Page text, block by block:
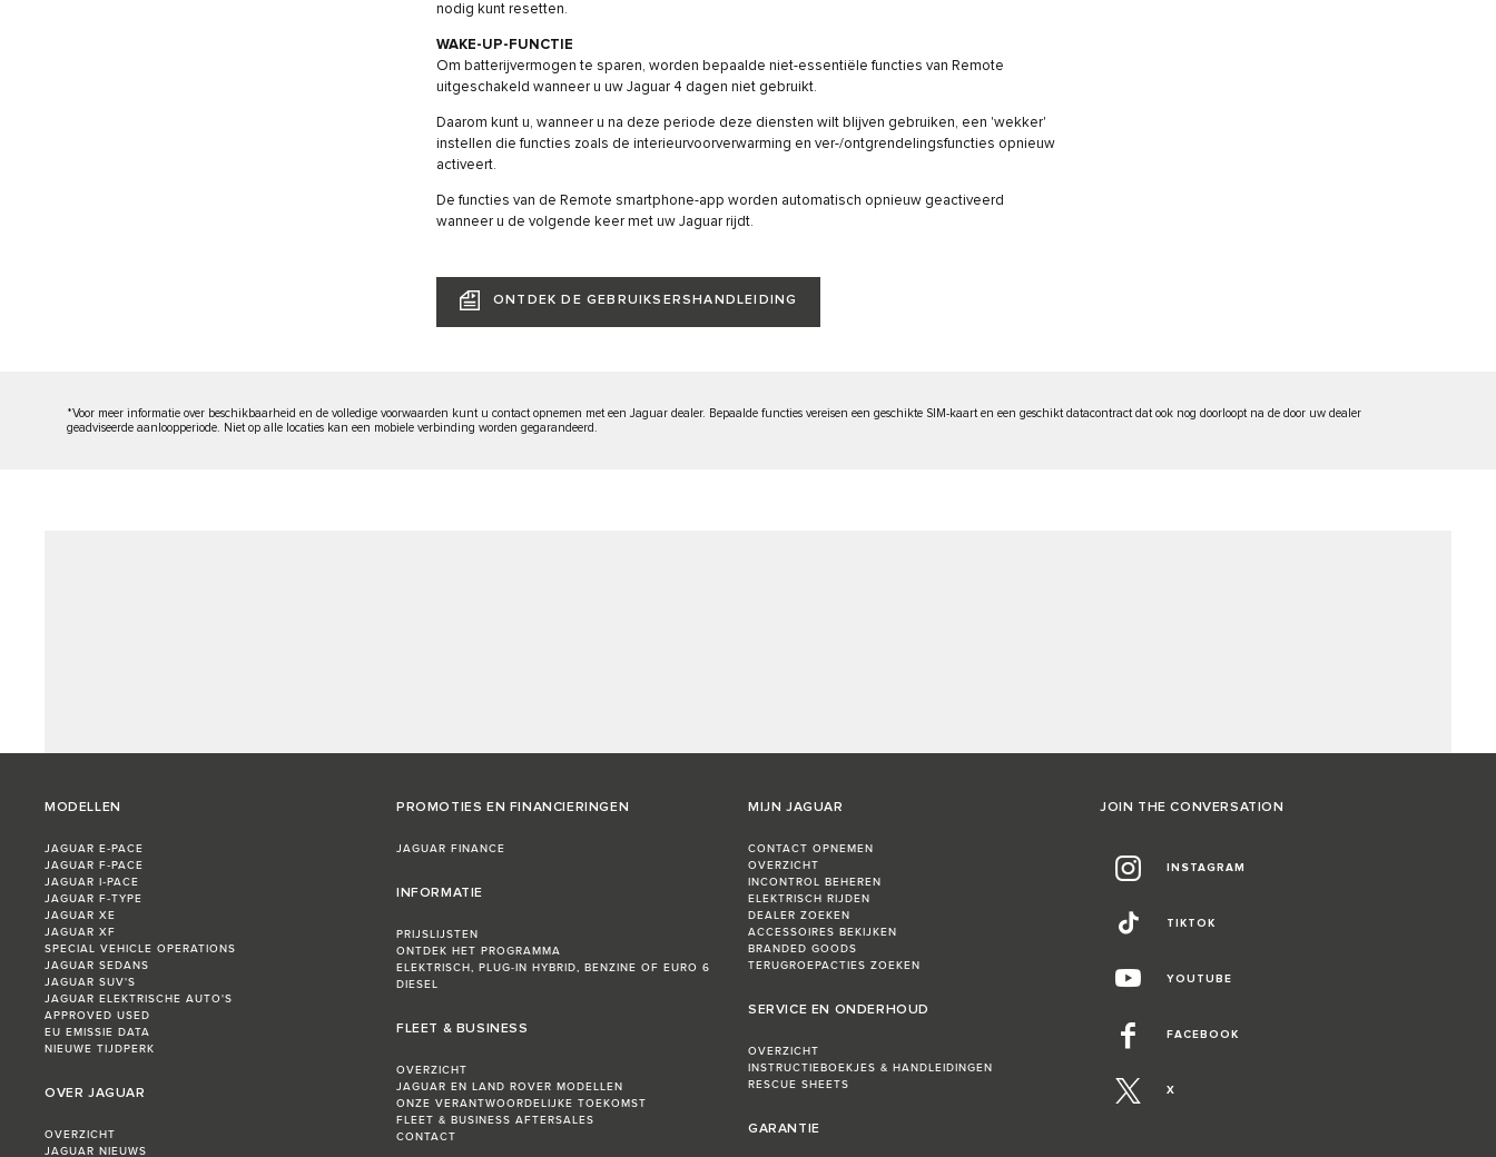
nodig kunt resetten.
WAKE-UP-FUNCTIE
Om batterijvermogen te sparen, worden bepaalde niet-essentiële functies van Remote
uitgeschakeld wanneer u uw Jaguar 4 dagen niet gebruikt.
Daarom kunt u, wanneer u na deze periode deze diensten wilt blijven gebruiken, een 'wekker'
instellen die functies zoals de interieurvoorverwarming en ver-/ontgrendelingsfuncties opnieuw
activeert.
De functies van de Remote smartphone-app worden automatisch opnieuw geactiveerd
wanneer u de volgende keer met uw Jaguar rijdt.
ONTDEK DE GEBRUIKSERSHANDLEIDING
*Voor meer informatie over beschikbaarheid en de volledige voorwaarden kunt u contact opnemen met een Jaguar dealer. Bepaalde functies vereisen een geschikte SIM-kaart en een geschikt datacontract dat ook nog doorloopt na de door uw dealer
geadviseerde aanloopperiode. Niet op alle locaties kan een mobiele verbinding worden gegarandeerd.
MODELLEN
JAGUAR E‑PACE
JAGUAR F‑PACE
JAGUAR I‑PACE
JAGUAR F‑TYPE
JAGUAR XE
JAGUAR XF
SPECIAL VEHICLE OPERATIONS
JAGUAR SEDANS
JAGUAR SUV'S
JAGUAR ELEKTRISCHE AUTO'S
APPROVED USED
EU EMISSIE DATA
NIEUWE TIJDPERK
OVER JAGUAR
OVERZICHT
JAGUAR NIEUWS
PROMOTIES EN FINANCIERINGEN
JAGUAR FINANCE
INFORMATIE
PRIJSLIJSTEN
ONTDEK HET PROGRAMMA
ELEKTRISCH, PLUG-IN HYBRID, BENZINE OF EURO 6
DIESEL
FLEET & BUSINESS
OVERZICHT
JAGUAR EN LAND ROVER MODELLEN
ONZE VERANTWOORDELIJKE TOEKOMST
FLEET & BUSINESS AFTERSALES
CONTACT
MIJN JAGUAR
CONTACT OPNEMEN
OVERZICHT
INCONTROL BEHEREN
ELEKTRISCH RIJDEN
DEALER ZOEKEN
ACCESSOIRES BEKIJKEN
BRANDED GOODS
TERUGROEPACTIES ZOEKEN
SERVICE EN ONDERHOUD
OVERZICHT
INSTRUCTIEBOEKJES & HANDLEIDINGEN
RESCUE SHEETS
GARANTIE
JOIN THE CONVERSATION
INSTAGRAM
TIKTOK
YOUTUBE
FACEBOOK
X